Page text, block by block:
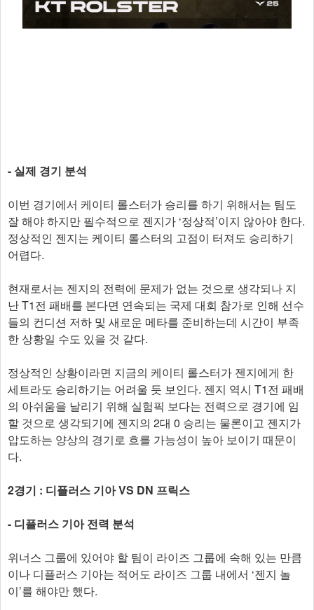
- 실제 경기 분석
이번 경기에서 케이티 롤스터가 승리를 하기 위해서는 팀도
잘 해야 하지만 필수적으로 젠지가 ‘정상적’이지 않아야 한다.
정상적인 젠지는 케이티 롤스터의 고점이 터져도 승리하기
어렵다.
현재로서는 젠지의 전력에 문제가 없는 것으로 생각되나 지
난 T1전 패배를 본다면 연속되는 국제 대회 참가로 인해 선수
들의 컨디션 저하 및 새로운 메타를 준비하는데 시간이 부족
한 상황일 수도 있을 것 같다.
정상적인 상황이라면 지금의 케이티 롤스터가 젠지에게 한
세트라도 승리하기는 어려울 듯 보인다. 젠지 역시 T1전 패배
의 아쉬움을 날리기 위해 실험픽 보다는 전력으로 경기에 임
할 것으로 생각되기에 젠지의 2대 0 승리는 물론이고 젠지가
압도하는 양상의 경기로 흐를 가능성이 높아 보이기 때문이
다.
2경기 : 디플러스 기아 VS DN 프릭스
- 디플러스 기아 전력 분석
위너스 그룹에 있어야 할 팀이 라이즈 그룹에 속해 있는 만큼
이나 디플러스 기아는 적어도 라이즈 그룹 내에서 ‘젠지 놀
이’를 해야만 했다.